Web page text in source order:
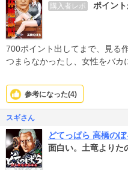
購入者レポ ポイント
700ポイント出してまで、見る
つまらなかったし、女性をバカ
参考になった(4)
スギさん
どてっぱら 高橋の
面白い。土竜よりた